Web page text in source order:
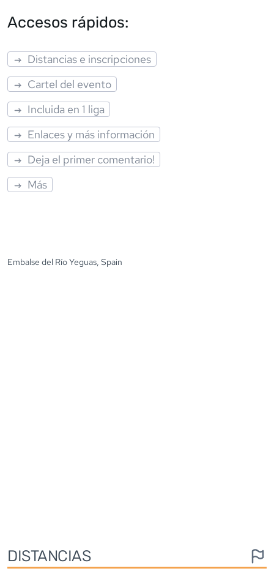
Accesos rápidos:
Distancias e inscripciones
Cartel del evento
Incluida en 1 liga
Enlaces y más información
Deja el primer comentario!
Más
Embalse del Río Yeguas, Spain
DISTANCIAS